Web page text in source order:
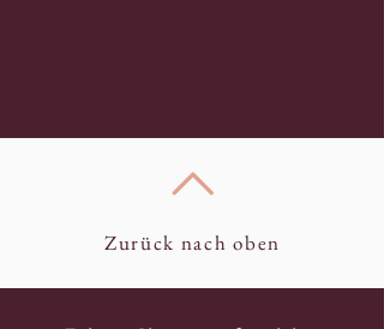
Zurück nach oben